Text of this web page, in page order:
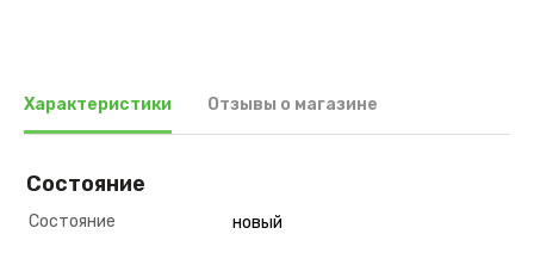
Характеристики Отзывы о магазине
Состояние
Состояние новый